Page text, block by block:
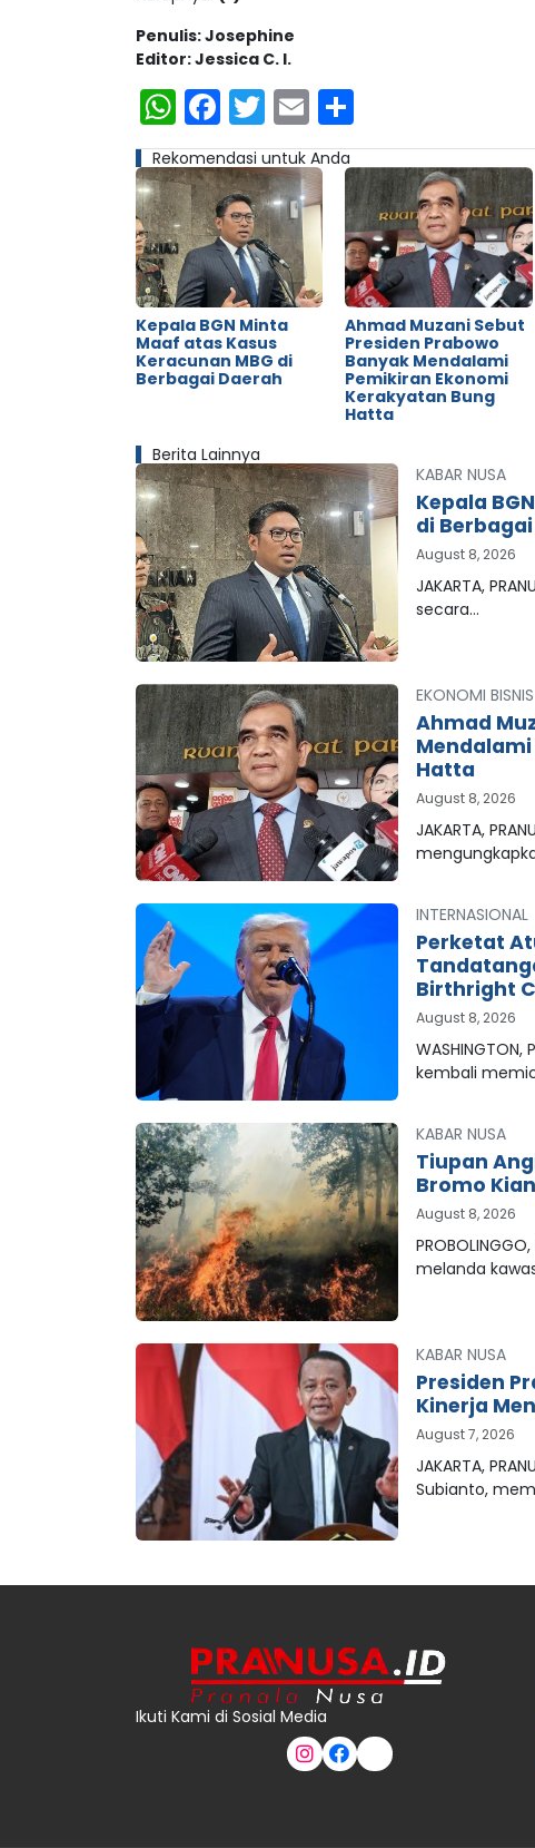
Penulis: Josephine
Editor: Jessica C. I.
WhatsApp
Facebook
Twitter
Email
Rekomendasi untuk Anda
Kepala BGN Minta
Maaf atas Kasus
Keracunan MBG di
Berbagai Daerah
Ahmad Muzani Sebut
Presiden Prabowo
Banyak Mendalami
Pemikiran Ekonomi
Kerakyatan Bung
Hatta
Berita Lainnya
KABAR NUSA
Kepala
di
August 8, 2026
JAKARTA,
secara…
EKONOMI BISNIS
Ahmad
Hatta
August 8, 2026
JAKARTA,
INTERNASIONAL
Perketat
Birthright
August 8, 2026
kembali
KABAR NUSA
Tiupan
Bromo
August 8, 2026
melanda
KABAR NUSA
Presiden
Kinerja
August 7, 2026
JAKARTA,
Subianto,
Ikuti Kami di Sosial Media